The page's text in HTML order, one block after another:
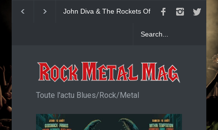
John Diva & The Rockets Of
Yngwie
Now Or Never
Toute l'actu Blues/Rock/Metal